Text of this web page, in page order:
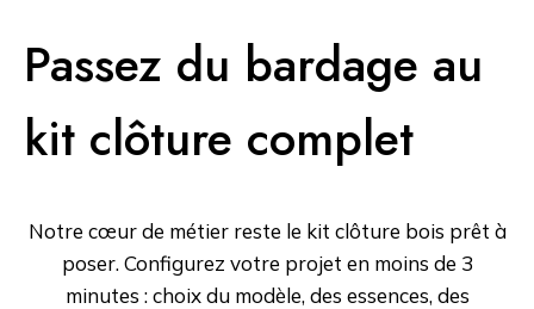
Passez du bardage au
kit clôture complet
Notre cœur de métier reste le kit clôture bois prêt à
poser. Configurez votre projet en moins de 3
minutes : choix du modèle, des essences, des